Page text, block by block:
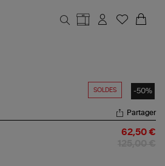
SOLDES -50%
Partager
62,50 €